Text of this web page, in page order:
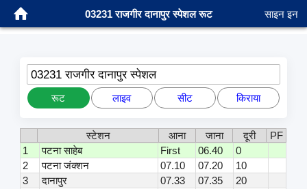
03231 राजगीर दानापुर स्पेशल रूट साइन इन
03231 राजगीर दानापुर स्पेशल
रूट लाइव सीट किराया
स्टेशन आना जाना दूरी
PF
1
पटना साहेब First 06.40
0
2
पटना जंक्शन 07.10 07.20
10
3
दानापुर 07.33 07.35
20